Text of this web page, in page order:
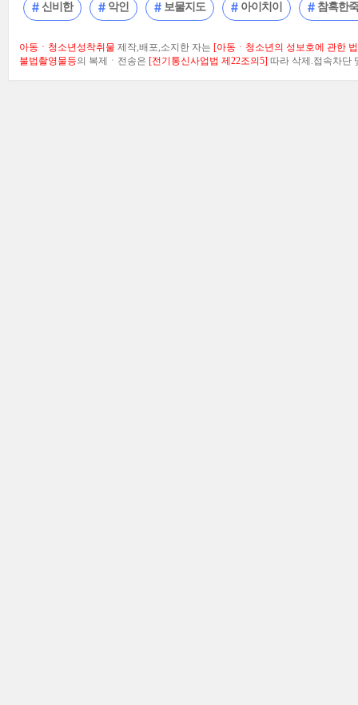
신비한 악인 보물지도 아이치이 참혹한
아동ㆍ청소년성착취물 제작,배포,소지한 자는 [아동ㆍ청소년의 성보호에 관한
불법촬영물등의 복제ㆍ전송은 [전기통신사업법 제22조의5] 따라 삭제.접속차단